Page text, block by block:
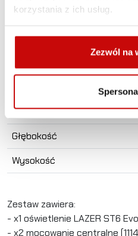
korzystania z ich usług.
Zezwól na
Ilość LEDów
Pobór mocy
Szerokość
Głębokość
Wysokość
Zestaw zawiera:
- x1 oświetlenie LAZER ST6
- x2 mocowanie centralne